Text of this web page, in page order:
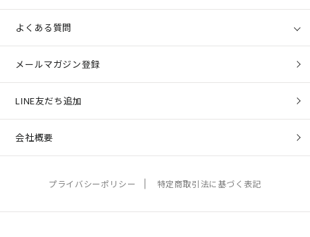
よくある質問
メールマガジン登録
LINE友だち追加
会社概要
プライバシーポリシー 特定商取引法に基づく表記